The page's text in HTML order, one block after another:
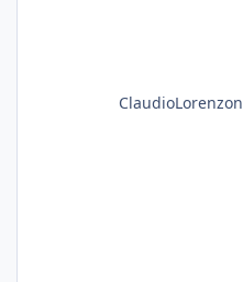
Fabio
ClaudioLorenzon